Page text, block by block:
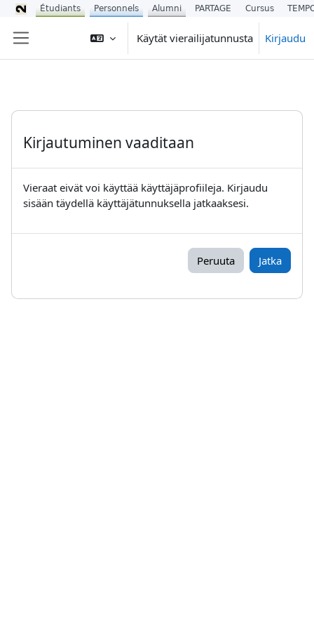
Käytät vierailijatunnusta Kirjaudu
Kirjautuminen vaaditaan
Vieraat eivät voi käyttää käyttäjäprofiileja. Kirjaudu
sisään täydellä käyttäjätunnuksella jatkaaksesi.
Peruuta Jatka
Étudiants Personnels Alumni PARTAGE Cursus